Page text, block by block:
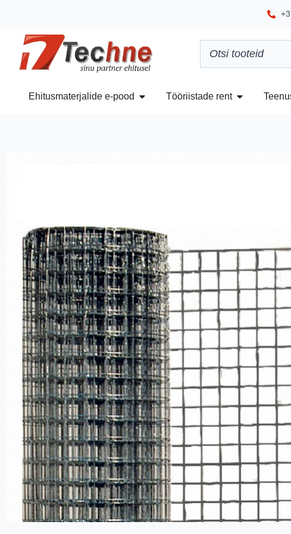
Ehitusmaterjalide e-pood Tööriistade rent